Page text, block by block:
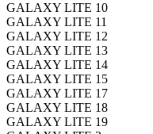
GALAXY LITE 10
GALAXY LITE 11
GALAXY LITE 12
GALAXY LITE 13
GALAXY LITE 14
GALAXY LITE 15
GALAXY LITE 17
GALAXY LITE 18
GALAXY LITE 19